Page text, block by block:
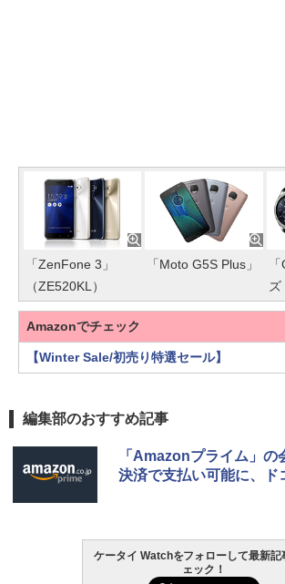
「ZenFone 3」
（ZE520KL）
「Moto G5S Plus」
ズ
Amazonでチェック
【Winter Sale/初売り特選セール】
編集部のおすすめ記事
「Amazonプライム」の
決済で支払い可能に、ド
ケータイ Watchをフォローして最新記
ェック！